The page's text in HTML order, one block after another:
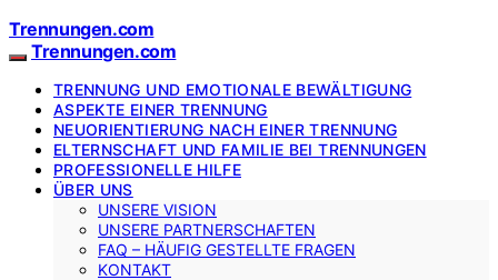
Trennungen.com
Trennungen.com
TRENNUNG UND EMOTIONALE BEWÄLTIGUNG
ASPEKTE EINER TRENNUNG
NEUORIENTIERUNG NACH EINER TRENNUNG
ELTERNSCHAFT UND FAMILIE BEI TRENNUNGEN
PROFESSIONELLE HILFE
ÜBER UNS
UNSERE VISION
UNSERE PARTNERSCHAFTEN
FAQ – HÄUFIG GESTELLTE FRAGEN
KONTAKT